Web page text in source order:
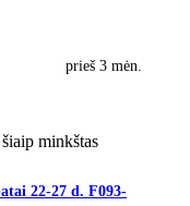
prieš 3 mėn.
minkštas
22-27 d. F093-